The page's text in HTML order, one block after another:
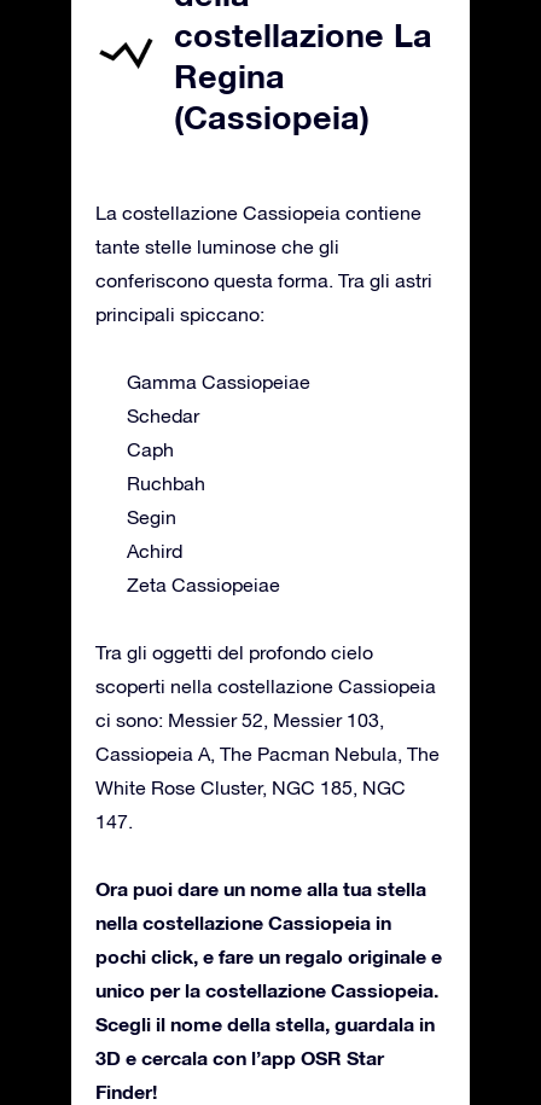
costellazione La
Regina
(Cassiopeia)
La costellazione Cassiopeia contiene
tante stelle luminose che gli
conferiscono questa forma. Tra gli astri
principali spiccano:
Gamma Cassiopeiae
Schedar
Caph
Ruchbah
Segin
Achird
Zeta Cassiopeiae
Tra gli oggetti del profondo cielo
scoperti nella costellazione Cassiopeia
ci sono: Messier 52, Messier 103,
Cassiopeia A, The Pacman Nebula, The
White Rose Cluster, NGC 185, NGC
147.
Ora puoi dare un nome alla tua stella
nella costellazione Cassiopeia in
pochi click, e fare un regalo originale e
unico per la costellazione Cassiopeia.
Scegli il nome della stella, guardala in
3D e cercala con l’app OSR Star
Finder!